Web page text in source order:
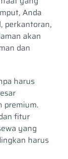
Anda
perkantoran,
akan
dan
harus
premium.
fitur
yang
harus